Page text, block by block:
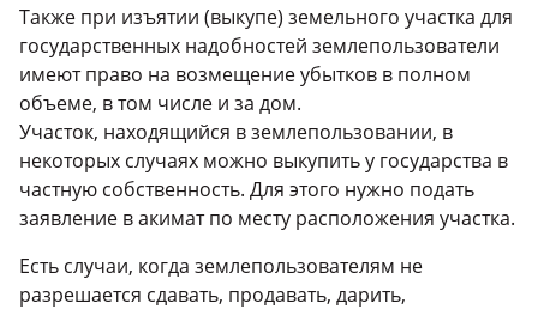
Также при изъятии (выкупе) земельного участка для
государственных надобностей землепользователи
имеют право на возмещение убытков в полном
объеме, в том числе и за дом.
Участок, находящийся в землепользовании, в
некоторых случаях можно выкупить у государства в
частную собственность. Для этого нужно подать
заявление в акимат по месту расположения участка.
Есть случаи, когда землепользователям не
разрешается сдавать, продавать, дарить,